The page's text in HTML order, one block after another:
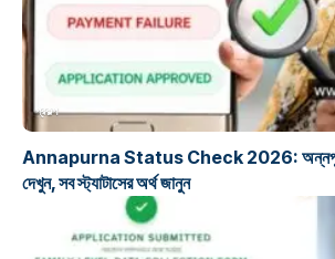
প্রকল্প
Annapurna Status Check 2026: অন্নপূর্ণা
দেখুন, সব স্ট্যাটাসের অর্থ জানুন